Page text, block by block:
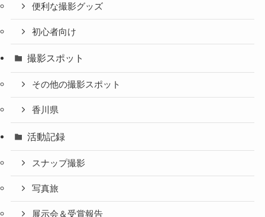
便利な撮影グッズ
初心者向け
撮影スポット
その他の撮影スポット
香川県
活動記録
スナップ撮影
写真旅
展示会＆受賞報告